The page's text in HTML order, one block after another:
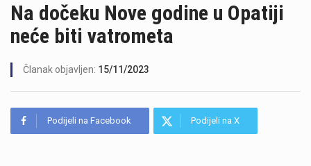
Na dočeku Nove godine u Opatiji
neće biti vatrometa
Članak objavljen: 15/11/2023
Podijeli na Facebook Podijeli na X